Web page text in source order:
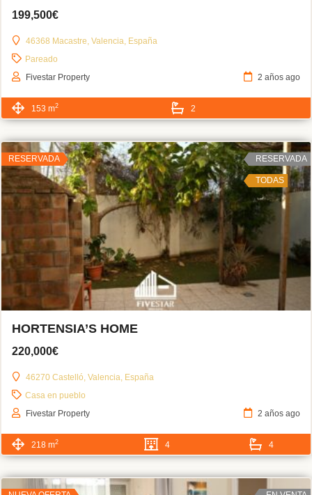
199,500€
46368 Macastre, Valencia, España
Pareado
Fivestar Property
2 años ago
153 m2 2
RESERVADA RESERVADA
TODAS
HORTENSIA’S HOME
220,000€
46270 Castelló, Valencia, España
Casa en pueblo
Fivestar Property
2 años ago
218 m2 4 4